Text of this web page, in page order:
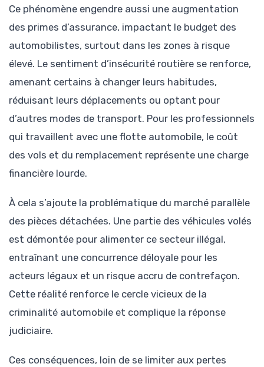
Ce phénomène engendre aussi une augmentation
des primes d’assurance, impactant le budget des
automobilistes, surtout dans les zones à risque
élevé. Le sentiment d’insécurité routière se renforce,
amenant certains à changer leurs habitudes,
réduisant leurs déplacements ou optant pour
d’autres modes de transport. Pour les professionnels
qui travaillent avec une flotte automobile, le coût
des vols et du remplacement représente une charge
financière lourde.
À cela s’ajoute la problématique du marché parallèle
des pièces détachées. Une partie des véhicules volés
est démontée pour alimenter ce secteur illégal,
entraînant une concurrence déloyale pour les
acteurs légaux et un risque accru de contrefaçon.
Cette réalité renforce le cercle vicieux de la
criminalité automobile et complique la réponse
judiciaire.
Ces conséquences, loin de se limiter aux pertes